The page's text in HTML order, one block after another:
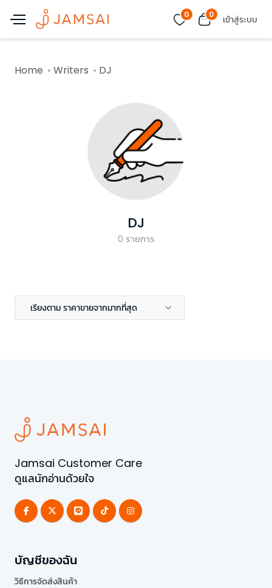
0 0 เข้าสู่ระบบ
Home Writers DJ
DJ
0 รายการ
เรียงตาม ราคาขายจากมากที่สุด
Jamsai Customer Care
ดูแลนักอ่านด้วยใจ
บัญชีของฉัน
วิธีการจัดส่งสินค้า